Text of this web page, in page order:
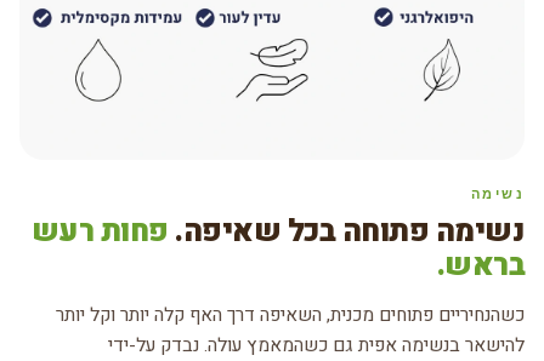
נשימה
נשימה פתוחה בכל שאיפה. פחות רעש
בראש.
כשהנחיריים פתוחים מכנית, השאיפה דרך האף קלה יותר וקל יותר
להישאר בנשימה אפית גם כשהמאמץ עולה. נבדק על-ידי